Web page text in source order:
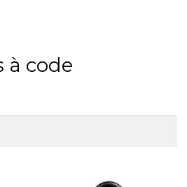
à code